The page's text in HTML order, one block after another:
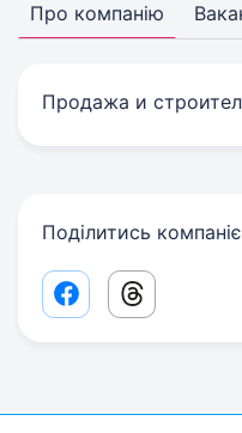
Про компанію
Продажа и
Поділитись
Facebook share link
Threads